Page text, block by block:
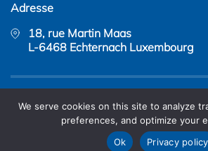
Adresse
18, rue Martin Maas
L-6468 Echternach Luxembourg
&web hostingby amyma
We serve cookies on this site to analyze
preferences, and optimize your
Ok
Privacy policy